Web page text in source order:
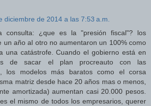
diciembre de 2014 a las 7:53 a.m.
consulta: ¿que es la "presión fiscal"? los
un año al otro no aumentaron un 100% como
una catástrofe. Cuando el gobierno está en
de sacar el plan procreauto con las
los modelos más baratos como el corsa
matriz desde hace 20 años mas o menos,
amortizada) aumentan casi 20.000 pesos.
el mismo de todos los empresarios, querer